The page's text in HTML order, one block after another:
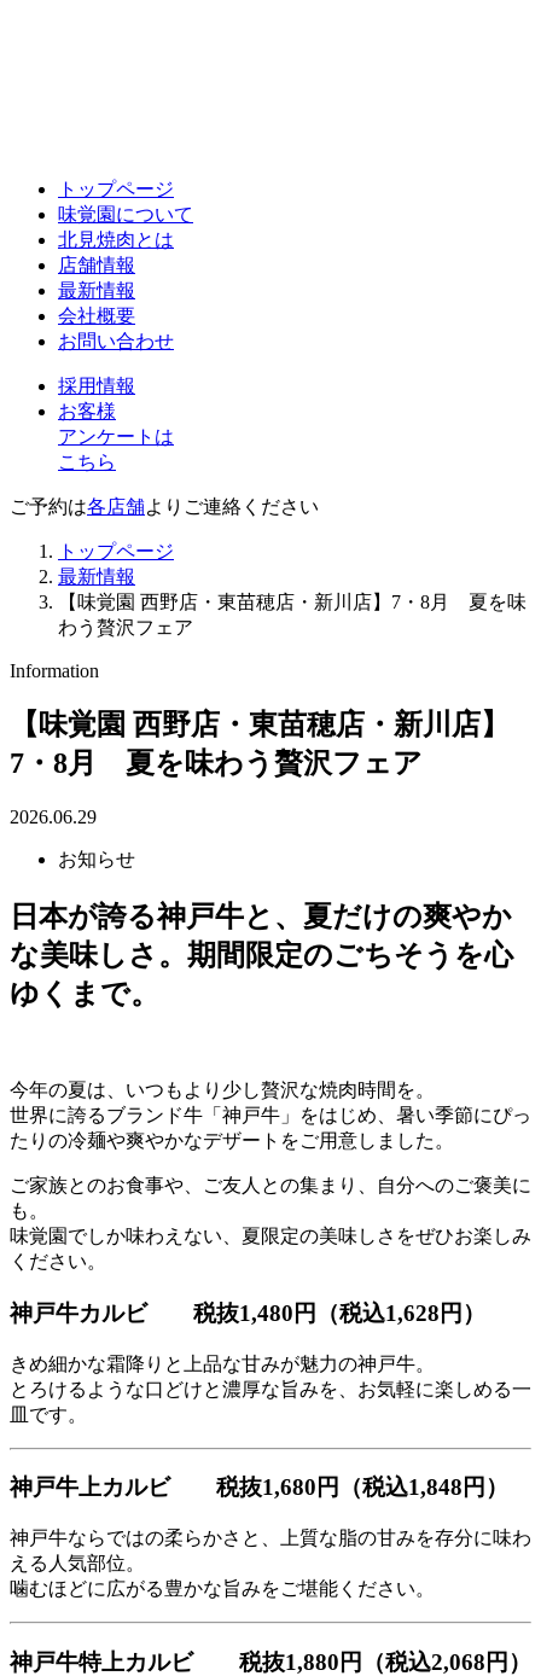
トップページ
味覚園について
北見焼肉とは
店舗情報
最新情報
会社概要
お問い合わせ
採用情報
お客様
アンケートは
こちら
ご予約は各店舗よりご連絡ください
トップページ
最新情報
【味覚園 西野店・東苗穂店・新川店】7・8月 夏を味
わう贅沢フェア
Information
【味覚園 西野店・東苗穂店・新川店】
7・8月 夏を味わう贅沢フェア
2026.06.29
お知らせ
日本が誇る神戸牛と、夏だけの爽やか
な美味しさ。期間限定のごちそうを心
ゆくまで。
今年の夏は、いつもより少し贅沢な焼肉時間を。
世界に誇るブランド牛「神戸牛」をはじめ、暑い季節にぴっ
たりの冷麺や爽やかなデザートをご用意しました。
ご家族とのお食事や、ご友人との集まり、自分へのご褒美に
も。
味覚園でしか味わえない、夏限定の美味しさをぜひお楽しみ
ください。
神戸牛カルビ 税抜1,480円（税込1,628円）
きめ細かな霜降りと上品な甘みが魅力の神戸牛。
とろけるような口どけと濃厚な旨みを、お気軽に楽しめる一
皿です。
神戸牛上カルビ 税抜1,680円（税込1,848円）
神戸牛ならではの柔らかさと、上質な脂の甘みを存分に味わ
える人気部位。
噛むほどに広がる豊かな旨みをご堪能ください。
神戸牛特上カルビ 税抜1,880円（税込2,068円）